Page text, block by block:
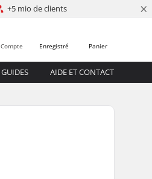
+5 mio de clients ×
Panier
Enregistré
Compte
GUIDES AIDE ET CONTACT